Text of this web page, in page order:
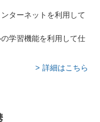
ターネットを利用して
学習機能を利用して仕
> 詳細はこちら